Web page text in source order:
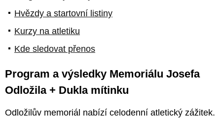
Hvězdy a startovní listiny
Kurzy na atletiku
Kde sledovat přenos
Program a výsledky Memoriálu Josefa
Odložila + Dukla mítinku
Odložilův memoriál nabízí celodenní atletický zážitek.